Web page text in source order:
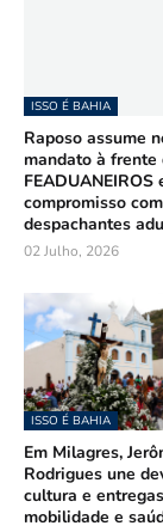
ISSO É BAHIA
Raposo assume
mandato à frente
FEADUANEIROS
compromisso
despachantes
02 Julho, 2026
ISSO É BAHIA
Em Milagres,
Rodrigues une
cultura e
mobilidade e